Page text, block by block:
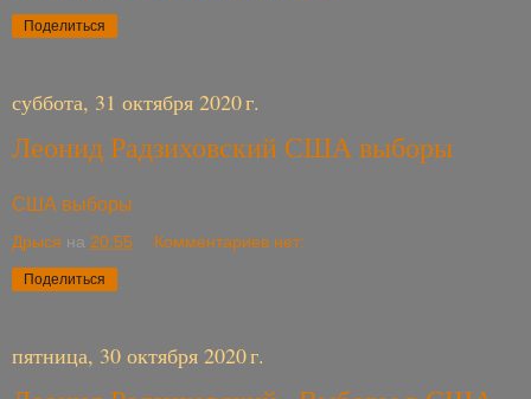
Поделиться
суббота, 31 октября 2020 г.
Леонид Радзиховский США выборы
США выборы
Дрыся на 20:55 Комментариев нет:
Поделиться
пятница, 30 октября 2020 г.